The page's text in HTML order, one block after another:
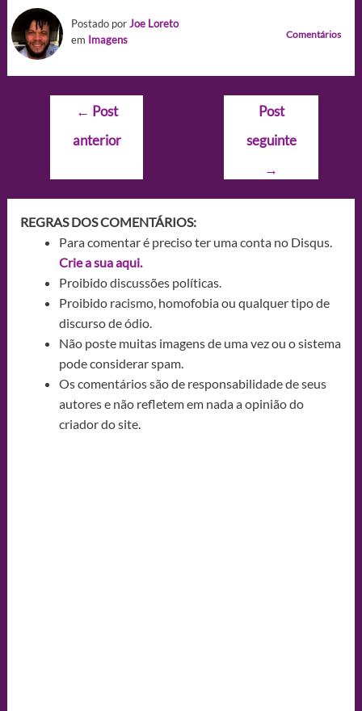
Postado porJoe Loreto
em Imagens Comentários
Navegação
Post
← Post
anterior
Post
seguinte
→
REGRAS DOS COMENTÁRIOS:
Para comentar é preciso ter uma conta no Disqus.
Crie a sua aqui.
Proibido discussões políticas.
Proibido racismo, homofobia ou qualquer tipo de
discurso de ódio.
Não poste muitas imagens de uma vez ou o sistema
pode considerar spam.
Os comentários são de responsabilidade de seus
autores e não refletem em nada a opinião do
criador do site.